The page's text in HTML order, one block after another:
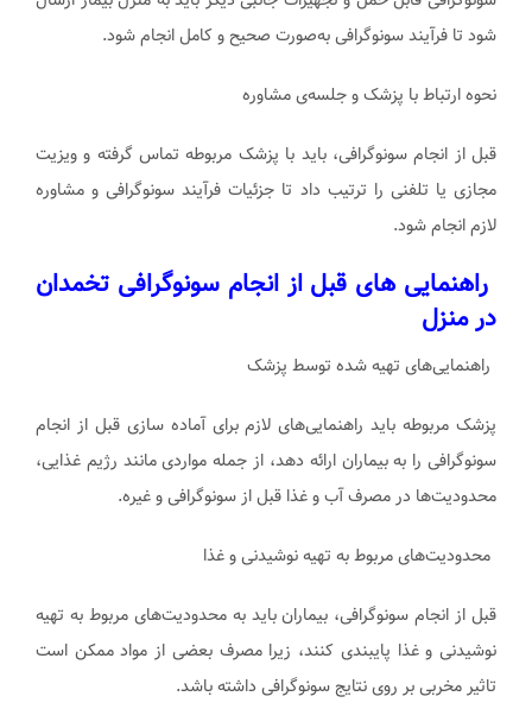
شود تا فرآیند سونوگرافی به‌صورت صحیح و کامل انجام شود.
نحوه ارتباط با پزشک و جلسه‌ی مشاوره
قبل از انجام سونوگرافی، باید با پزشک مربوطه تماس گرفته و ویزیت
مجازی یا تلفنی را ترتیب داد تا جزئیات فرآیند سونوگرافی و مشاوره
لازم انجام شود.
راهنمایی های قبل از انجام سونوگرافی تخمدان
در منزل
راهنمایی‌های تهیه شده توسط پزشک
پزشک مربوطه باید راهنمایی‌های لازم برای آماده سازی قبل از انجام
سونوگرافی را به بیماران ارائه دهد، از جمله مواردی مانند رژیم غذایی،
محدودیت‌ها در مصرف آب و غذا قبل از سونوگرافی و غیره.
محدودیت‌های مربوط به تهیه نوشیدنی و غذا
قبل از انجام سونوگرافی، بیماران باید به محدودیت‌های مربوط به تهیه
نوشیدنی و غذا پایبندی کنند، زیرا مصرف بعضی از مواد ممکن است
تاثیر مخربی بر روی نتایج سونوگرافی داشته باشد.